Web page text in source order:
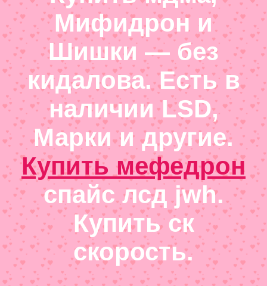
Мифидрон и
Шишки — без
кидалова. Есть в
наличии LSD,
Марки и другие.
Купить мефедрон
спайс лсд jwh.
Купить ск
скорость.